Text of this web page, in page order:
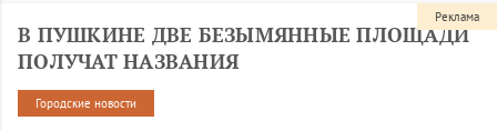
В ПУШКИНЕ ДВЕ БЕЗЫМЯННЫЕ ПЛОЩАДИ
ПОЛУЧАТ НАЗВАНИЯ
Городские новости
Реклама